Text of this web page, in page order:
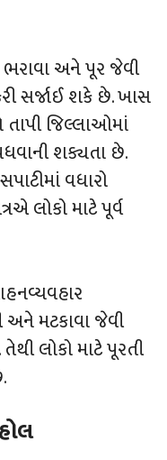
અને પૂર જેવી
સર્જાઈ શકે છે. ખાસ
જિલ્લાઓમાં
શક્યતા છે.
વધારો
લોકો માટે પૂર્વ
મટકાવા જેવી
લોકો માટે પૂરતી